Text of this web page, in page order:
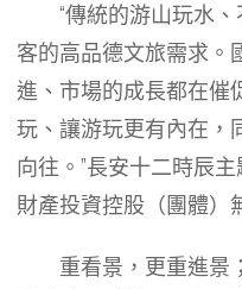
“傳統的游山玩水、
客的高品德文旅需求。
進、市場的成長都在催
玩、讓游玩更有內在，
向往。”長安十二時辰
財產投資控股（團體）
重看景，更重進景；